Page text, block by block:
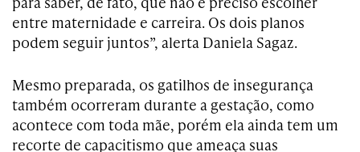
entre maternidade e carreira. Os dois planos
podem seguir juntos”, alerta Daniela Sagaz.
Mesmo preparada, os gatilhos de insegurança
também ocorreram durante a gestação, como
acontece com toda mãe, porém ela ainda tem um
recorte de capacitismo que ameaça suas